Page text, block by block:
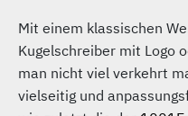
Mit einem klassischen
Kugelschreiber mit Logo
man nicht viel verkehrt
vielseitig und